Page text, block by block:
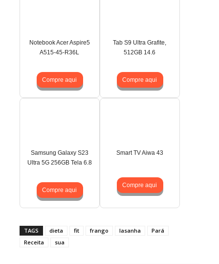
Notebook Acer Aspire5
A515-45-R36L
Compre aqui
Tab S9 Ultra Grafite,
512GB 14.6
Compre aqui
Samsung Galaxy S23
Ultra 5G 256GB Tela 6.8
Compre aqui
Smart TV Aiwa 43
Compre aqui
TAGS dieta fit frango lasanha
Pará
Receita
sua